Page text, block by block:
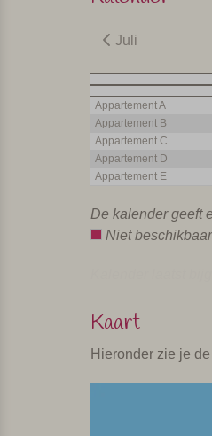
Juli
Appartement A
Appartement B
Appartement C
Appartement D
Appartement E
De kalender geeft
Niet
Kaart
Hieronder zie je